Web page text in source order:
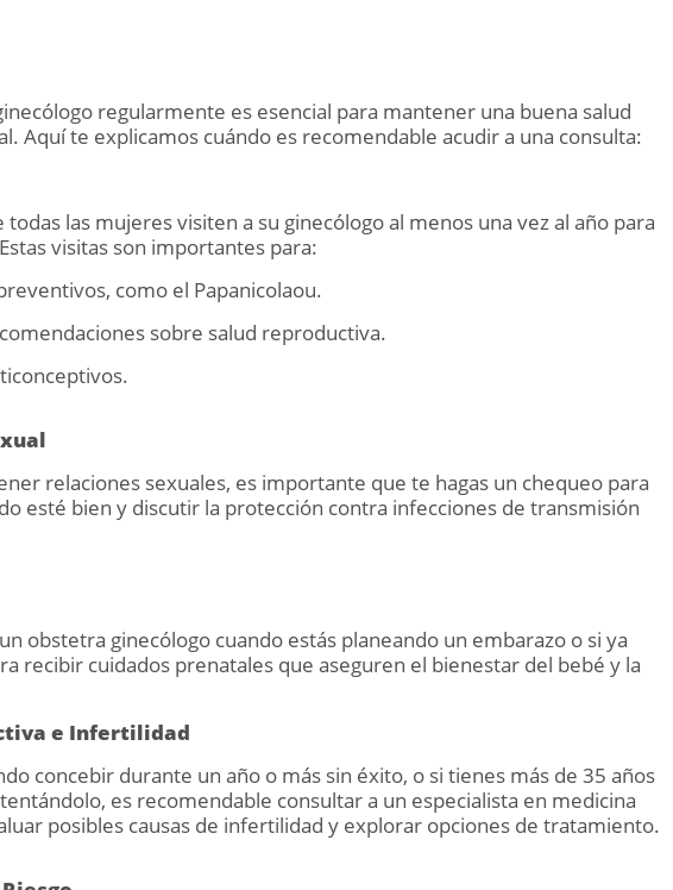
regularmente es esencial para mantener una buena salud
Aquí te explicamos cuándo es recomendable acudir a una consulta:
las mujeres visiten a su ginecólogo al menos una vez al año para
visitas son importantes para:
como el Papanicolaou.
sobre salud reproductiva.
relaciones sexuales, es importante que te hagas un chequeo para
esté bien y discutir la protección contra infecciones de transmisión
obstetra ginecólogo cuando estás planeando un embarazo o si ya
recibir cuidados prenatales que aseguren el bienestar del bebé y la
e Infertilidad
concebir durante un año o más sin éxito, o si tienes más de 35 años
es recomendable consultar a un especialista en medicina
posibles causas de infertilidad y explorar opciones de tratamiento.